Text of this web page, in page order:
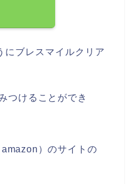
にブレスマイルクリア
つけることができ
）のサイトの